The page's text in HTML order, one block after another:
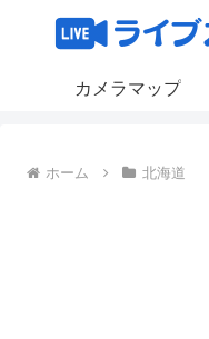
カメラマップ
ホーム 北海道